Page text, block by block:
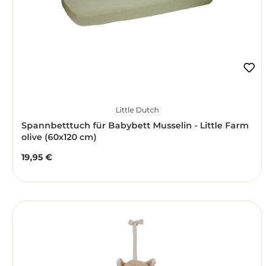
Little Dutch
Spannbetttuch für Babybett Musselin - Little Farm
olive (60x120 cm)
Regulärer Preis:
19,95 €